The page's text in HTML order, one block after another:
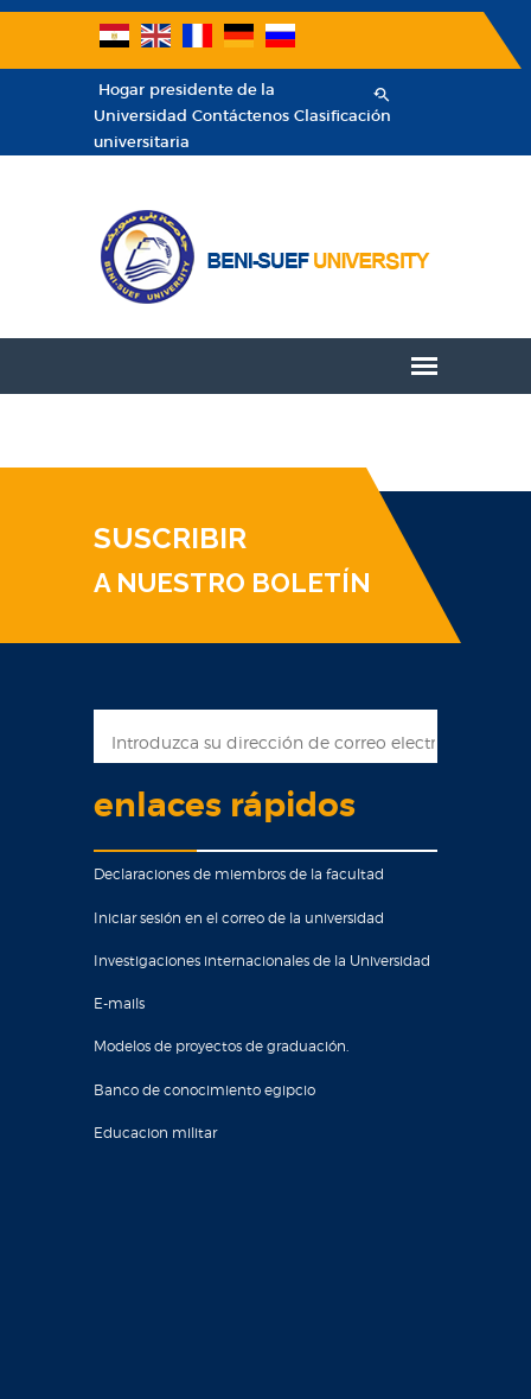
Hogar presidente de la
Universidad Contáctenos Clasificación
universitaria
SUSCRIBIR
A NUESTRO BOLETÍN
enlaces rápidos
Declaraciones de miembros de la facultad
Iniciar sesión en el correo de la universidad
Investigaciones internacionales de la Universidad
E-mails
Modelos de proyectos de graduación.
Banco de conocimiento egipcio
Educacion militar